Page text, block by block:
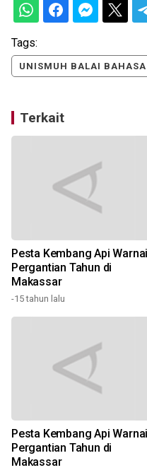
Tags:
UNISMUH BALAI
Terkait
Pesta Kembang Api Warnai
Pergantian Tahun di
Makassar
-15 tahun lalu
Pesta Kembang Api Warnai
Pergantian Tahun di
Makassar